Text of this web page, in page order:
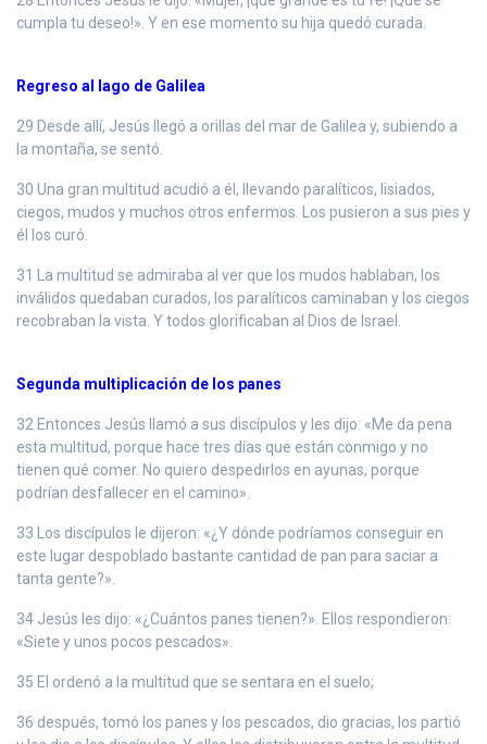
cumpla tu deseo!». Y en ese momento su hija quedó curada.
Regreso al lago de Galilea
29 Desde allí, Jesús llegó a orillas del mar de Galilea y, subiendo a
la montaña, se sentó.
30 Una gran multitud acudió a él, llevando paralíticos, lisiados,
ciegos, mudos y muchos otros enfermos. Los pusieron a sus pies y
él los curó.
31 La multitud se admiraba al ver que los mudos hablaban, los
inválidos quedaban curados, los paralíticos caminaban y los ciegos
recobraban la vista. Y todos glorificaban al Dios de Israel.
Segunda multiplicación de los panes
32 Entonces Jesús llamó a sus discípulos y les dijo: «Me da pena
esta multitud, porque hace tres días que están conmigo y no
tienen qué comer. No quiero despedirlos en ayunas, porque
podrían desfallecer en el camino».
33 Los discípulos le dijeron: «¿Y dónde podríamos conseguir en
este lugar despoblado bastante cantidad de pan para saciar a
tanta gente?».
34 Jesús les dijo: «¿Cuántos panes tienen?». Ellos respondieron:
«Siete y unos pocos pescados».
35 El ordenó a la multitud que se sentara en el suelo;
36 después, tomó los panes y los pescados, dio gracias, los partió